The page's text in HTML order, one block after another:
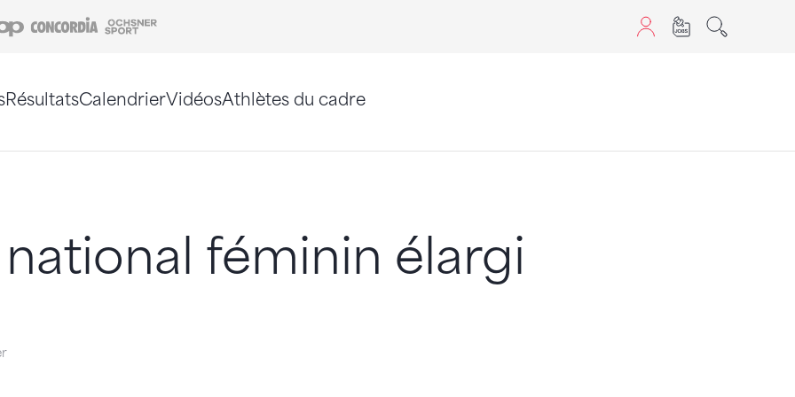
Coop Concordia
RésultatsCalendrierVidéosAthlètes du cadre
féminin élargi